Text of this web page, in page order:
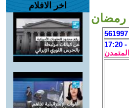
رمضان
اخر الافلام